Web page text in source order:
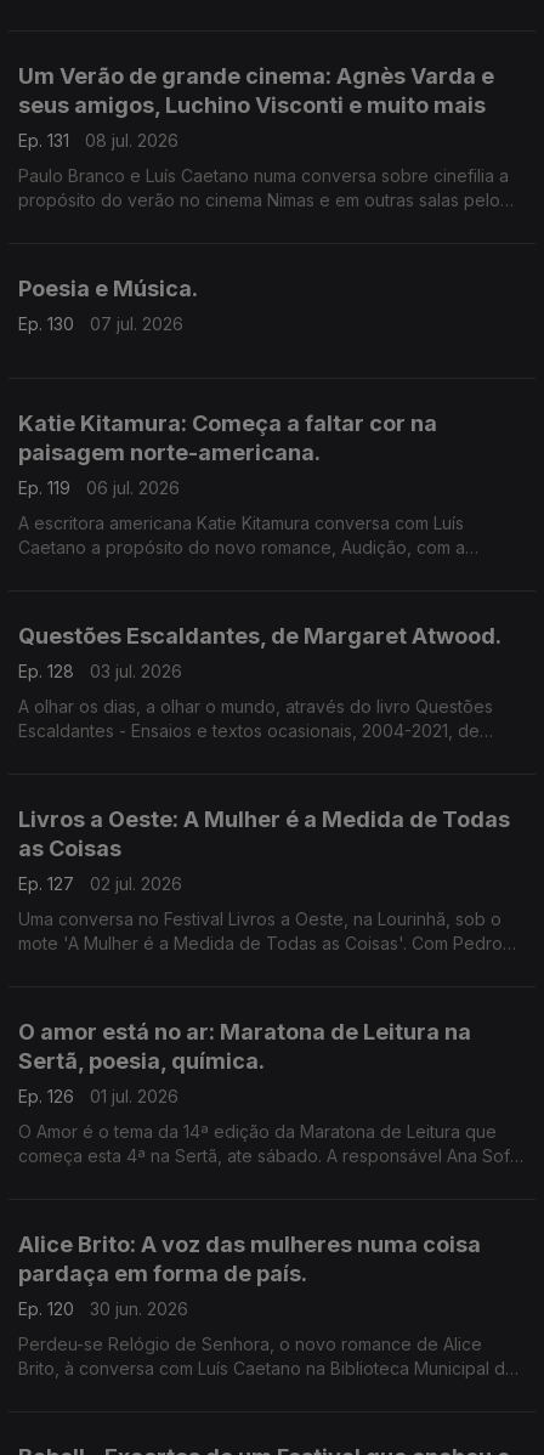
Um Verão de grande cinema: Agnès Varda e
seus amigos, Luchino Visconti e muito mais
Ep. 131
08 jul. 2026
Paulo Branco e Luís Caetano numa conversa sobre cinefilia a
propósito do verão no cinema Nimas e em outras salas pelo
Poesia e Música.
Ep. 130 07 jul. 2026
Katie Kitamura: Começa a faltar cor na
paisagem norte-americana.
Ep. 119
06 jul. 2026
A escritora americana Katie Kitamura conversa com Luís
Caetano a propósito do novo romance, Audição, com a
Questões Escaldantes, de Margaret Atwood.
Ep. 128
03 jul. 2026
A olhar os dias, a olhar o mundo, através do livro Questões
Escaldantes - Ensaios e textos ocasionais, 2004-2021, de
Livros a Oeste: A Mulher é a Medida de Todas
as Coisas
Ep. 127
02 jul. 2026
Uma conversa no Festival Livros a Oeste, na Lourinhã, sob o
mote 'A Mulher é a Medida de Todas as Coisas'. Com Pedro
O amor está no ar: Maratona de Leitura na
Sertã, poesia, química.
Ep. 126
01 jul. 2026
O Amor é o tema da 14ª edição da Maratona de Leitura que
começa esta 4ª na Sertã, ate sábado. A responsável Ana Sofia
Alice Brito: A voz das mulheres numa coisa
pardaça em forma de país.
Ep. 120
30 jun. 2026
Perdeu-se Relógio de Senhora, o novo romance de Alice
Brito, à conversa com Luís Caetano na Biblioteca Municipal de